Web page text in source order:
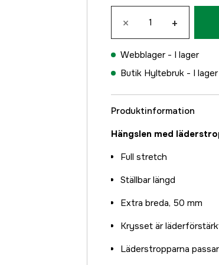
× +
Webblager - I lager
Butik Hyltebruk - I lager
Produktinformation
Hängslen med
Full stretch
Ställbar längd
Extra breda, 50 mm
Krysset är
Läderstropparna